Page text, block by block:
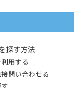
探す方法
用する
問い合わせる